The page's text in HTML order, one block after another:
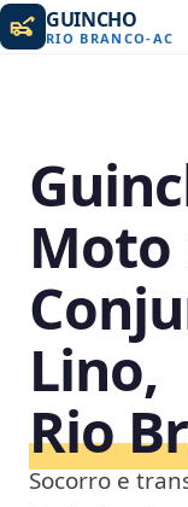
GUINCHO
RIO BRANCO-AC
Moto
Lino,
Rio
Socorro e